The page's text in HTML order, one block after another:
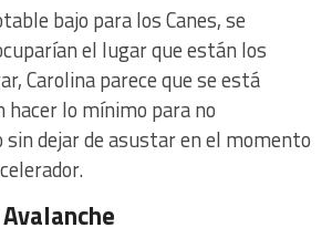
bajo para los Canes, se
el lugar que están los
Carolina parece que se está
hacer lo mínimo para no
sin dejar de asustar en el momento